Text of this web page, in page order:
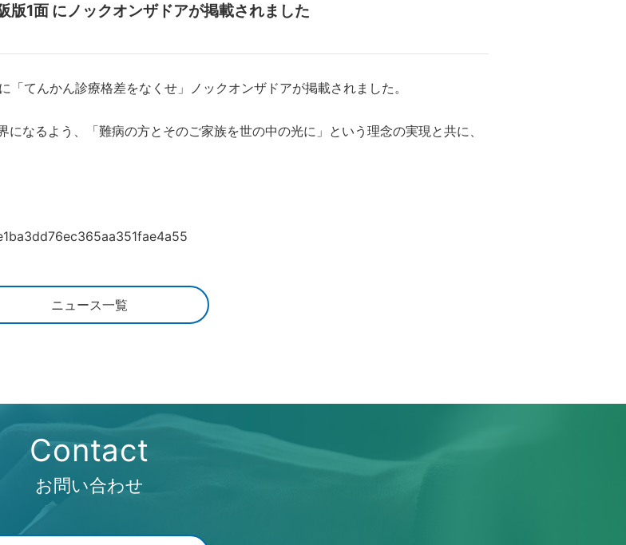
1面 にノックオンザドアが掲載されました
てんかん診療格差をなくせ」ノックオンザドアが掲載されました。
なるよう、「難病の方とそのご家族を世の中の光に」という理念の実現と共に、
ニュース一覧
Contact
お問い合わせ